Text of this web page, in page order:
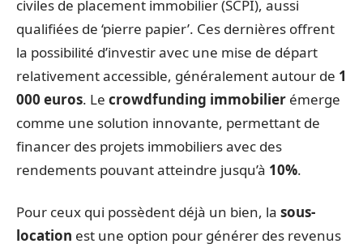
civiles de placement immobilier (SCPI), aussi
qualifiées de ‘pierre papier’. Ces dernières offrent
la possibilité d’investir avec une mise de départ
relativement accessible, généralement autour de 1
000 euros. Le crowdfunding immobilier émerge
comme une solution innovante, permettant de
financer des projets immobiliers avec des
rendements pouvant atteindre jusqu’à 10%.
Pour ceux qui possèdent déjà un bien, la sous-
location est une option pour générer des revenus